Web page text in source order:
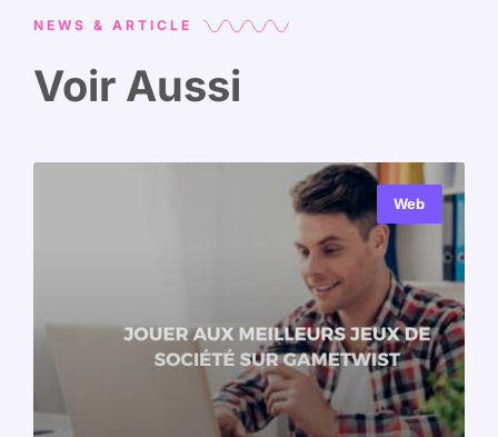
NEWS & ARTICLE
Voir Aussi
Web